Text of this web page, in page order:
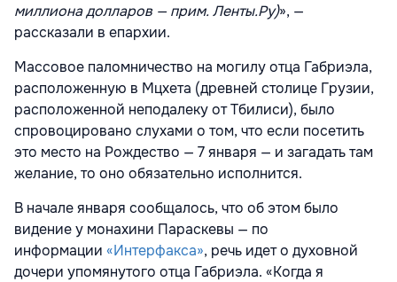
миллиона долларов — прим. Ленты.Ру)», —
рассказали в епархии.
Массовое паломничество на могилу отца Габриэла,
расположенную в Мцхета (древней столице Грузии,
расположенной неподалеку от Тбилиси), было
спровоцировано слухами о том, что если посетить
это место на Рождество — 7 января — и загадать там
желание, то оно обязательно исполнится.
В начале января сообщалось, что об этом было
видение у монахини Параскевы — по
информации «Интерфакса», речь идет о духовной
дочери упомянутого отца Габриэла. «Когда я